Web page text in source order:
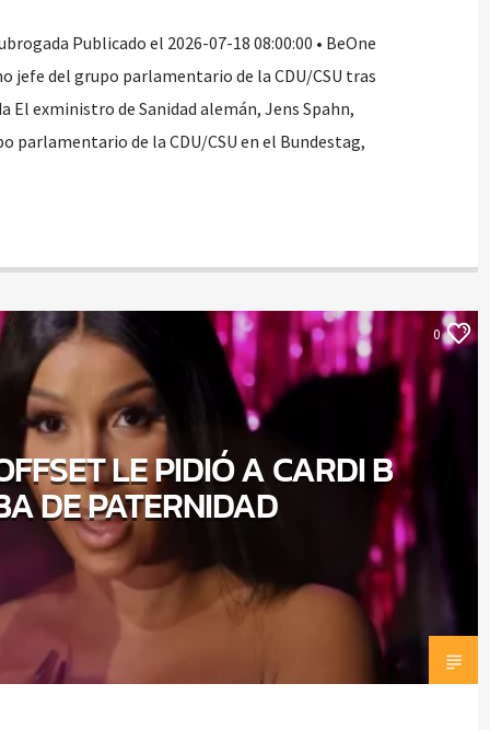
Publicado el 2026-07-18 08:00:00 • BeOne
jefe del grupo parlamentario de la CDU/CSU tras
exministro de Sanidad alemán, Jens Spahn,
parlamentario de la CDU/CSU en el Bundestag,
0
LE PIDIÓ A CARDI B
DE PATERNIDAD